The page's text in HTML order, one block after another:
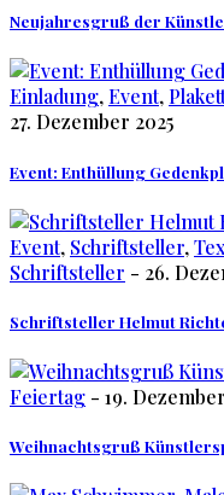
Neujahresgruß der
Einladung,Event,
27. Dezember 2025
Event: Enthüllung
Event, Schriftsteller,
Schriftsteller - 26.
Schriftsteller Helmut
Feiertag - 19.
Weihnachtsgruß